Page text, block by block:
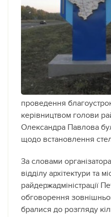
проведення
керівництвом голови
Олександра Павлова
щодо встановлення
За словами
відділу архітектури та
райдержадміністрації
обговорення
бралися до розгляду